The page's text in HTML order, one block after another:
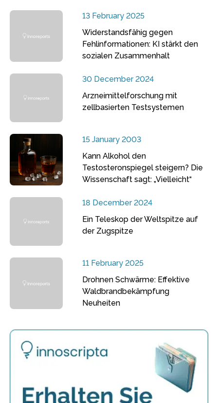
13 February 2025
Widerstandsfähig gegen
Fehlinformationen: KI stärkt den
sozialen Zusammenhalt
30 December 2024
Arzneimittelforschung mit
zellbasierten Testsystemen
15 January 2003
Kann Alkohol den
Testosteronspiegel steigern? Die
Wissenschaft sagt: „Vielleicht“
18 December 2024
Ein Teleskop der Weltspitze auf
der Zugspitze
11 February 2025
Drohnen Schwärme: Effektive
Waldbrandbekämpfung
Neuheiten